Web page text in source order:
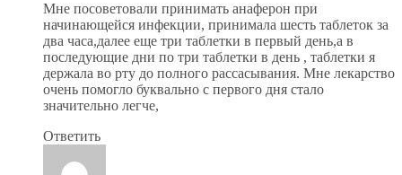
Мне посоветовали принимать анаферон при
начинающейся инфекции, принимала шесть таблеток за
два часа,далее еще три таблетки в первый день,а в
последующие дни по три таблетки в день , таблетки я
держала во рту до полного рассасывания. Мне лекарство
очень помогло буквально с первого дня стало
значительно легче,
Ответить